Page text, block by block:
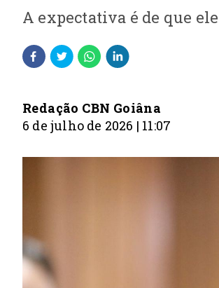
A expectativa é de que
Redação CBN Goiâna
6 de julho de 2026 | 11:07